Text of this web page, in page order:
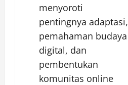
menyoroti
pentingnya adaptasi,
pemahaman budaya
digital, dan
pembentukan
komunitas online